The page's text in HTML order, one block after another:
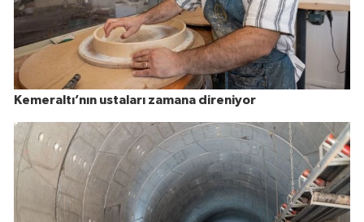
Kemeraltı’nın ustaları zamana direniyor